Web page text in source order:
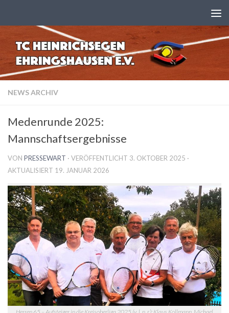
NEWS ARCHIV
Medenrunde 2025:
Mannschaftsergebnisse
VON PRESSEWART · VERÖFFENTLICHT 3. OKTOBER 2025 ·
AKTUALISIERT 19. JANUAR 2026